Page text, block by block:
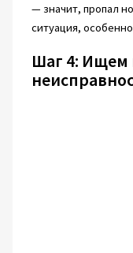
— значит, пропал
ситуация,
Шаг 4: